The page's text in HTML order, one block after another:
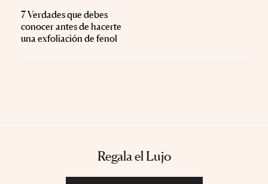
7 Verdades que debes
conocer antes de hacerte
una exfoliación de fenol
Regala el Lujo